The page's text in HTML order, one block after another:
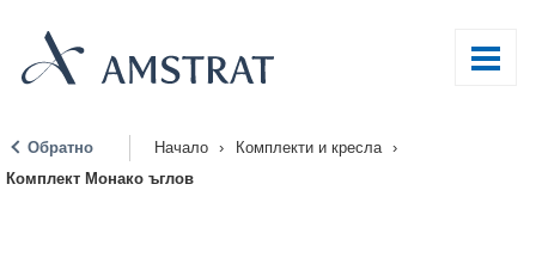
Обратно Начало › Комплекти и кресла
›
Комплект Монако ъглов